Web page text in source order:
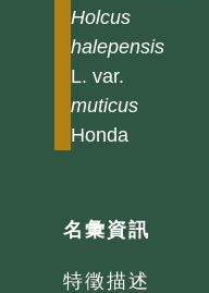
Holcus
halepensis
L. var.
muticus
Honda
名彙資訊
特徵描述
典
共